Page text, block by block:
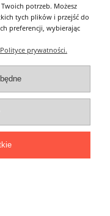
się i kup również na
Gdański
511-115-157 | tel.: 511-711-
potrzeb. Możesz
tych plików i przejść do
preferencji, wybierając
prywatności.